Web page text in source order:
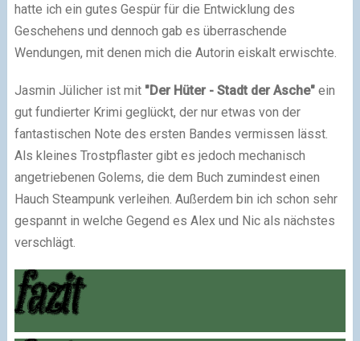
hatte ich ein gutes Gespür für die Entwicklung des
Geschehens und dennoch gab es überraschende
Wendungen, mit denen mich die Autorin eiskalt erwischte.
Jasmin Jülicher ist mit "Der Hüter - Stadt der Asche"ein
gut fundierter Krimi geglückt, der nur etwas von der
fantastischen Note des ersten Bandes vermissen lässt.
Als kleines Trostpflaster gibt es jedoch mechanisch
angetriebenen Golems, die dem Buch zumindest einen
Hauch Steampunk verleihen. Außerdem bin ich schon sehr
gespannt in welche Gegend es Alex und Nic als nächstes
verschlägt.